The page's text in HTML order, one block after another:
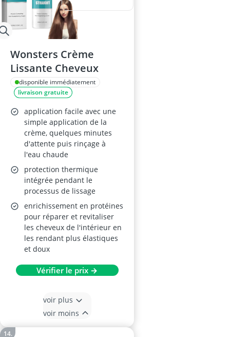
Wonsters Crème
Lissante Cheveux
disponible immédiatement
livraison gratuite
application facile avec une
simple application de la
crème, quelques minutes
d'attente puis rinçage à
l'eau chaude
protection thermique
intégrée pendant le
processus de lissage
enrichissement en protéines
pour réparer et revitaliser
les cheveux de l'intérieur en
les rendant plus élastiques
et doux
Vérifier le prix →
voir plus
voir moins